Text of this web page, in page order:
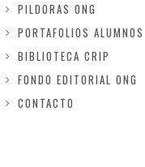
PILDORAS ONG
PORTAFOLIOS ALUMNOS
BIBLIOTECA CRIP
FONDO EDITORIAL ONG
CONTACTO